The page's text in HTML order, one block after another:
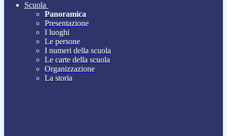
Scuola
Panoramica
Presentazione
I luoghi
Le persone
I numeri della scuola
Le carte della scuola
Organizzazione
La storia